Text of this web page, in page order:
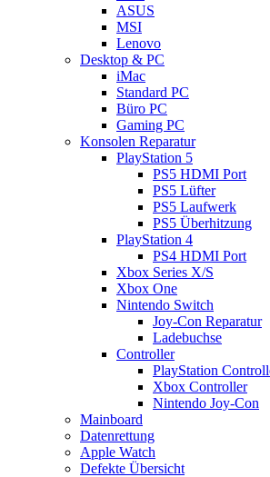
ASUS
MSI
Lenovo
Desktop & PC
iMac
Standard PC
Büro PC
Gaming PC
Konsolen Reparatur
PlayStation 5
PS5 HDMI Port
PS5 Lüfter
PS5 Laufwerk
PS5 Überhitzung
PlayStation 4
PS4 HDMI Port
Xbox Series X/S
Xbox One
Nintendo Switch
Joy-Con Reparatur
Ladebuchse
Controller
PlayStation
Xbox Controller
Nintendo Joy-Con
Mainboard
Datenrettung
Apple Watch
Defekte Übersicht